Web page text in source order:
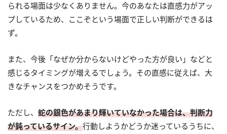
られる場面は少なくありません。今のあなたは直感力がアッ
プしているため、ここぞという場面で正しい判断ができるは
ず。
また、今後「なぜか分からないけどやった方が良い」などと
感じるタイミングが増えるでしょう。その直感に従えば、大
きなチャンスをつかめそうです。
ただし、 蛇の銀色があまり輝いていなかった場合は、判断力
が鈍っているサイン。行動しようかどうか迷っているうちに、